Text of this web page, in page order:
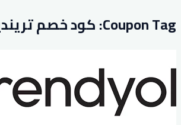
Coupon Tag: كود خصم